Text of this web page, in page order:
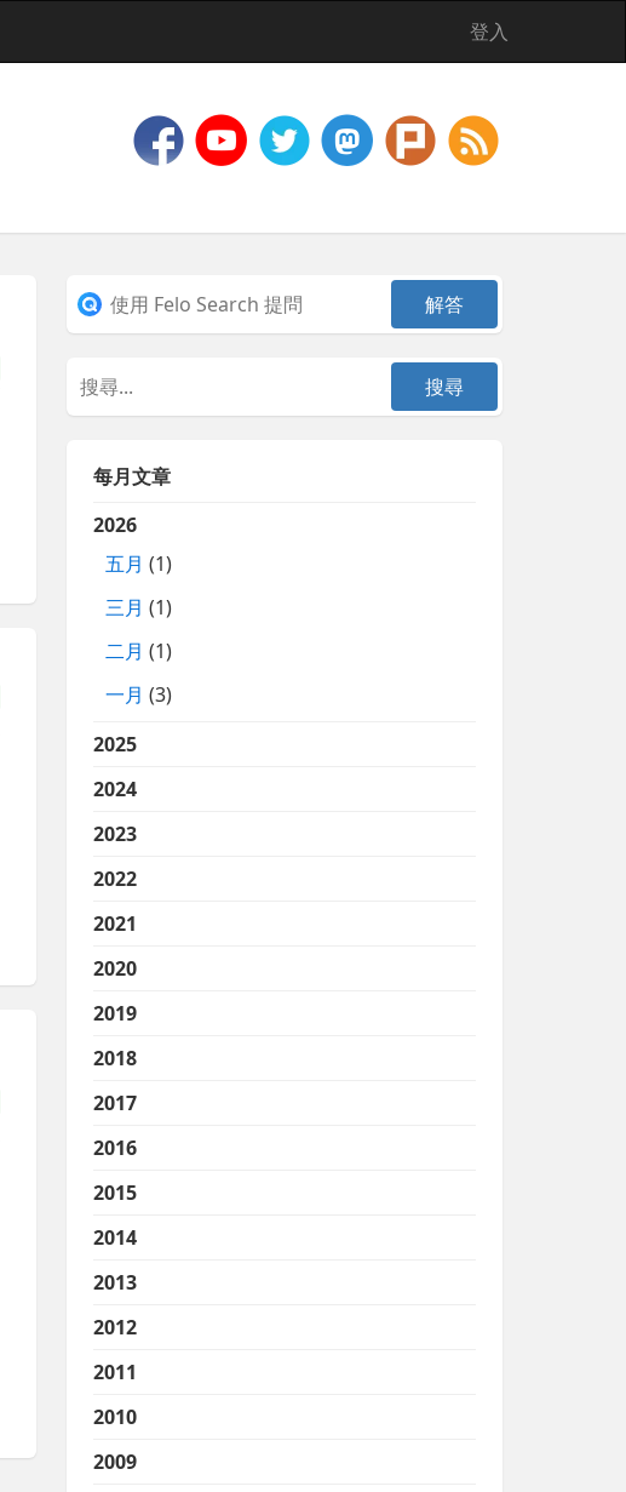
登入
每月文章
2026
五月 (1)
三月 (1)
二月 (1)
一月 (3)
2025
2024
2023
2022
2021
2020
2019
2018
2017
2016
2015
2014
2013
2012
2011
2010
2009